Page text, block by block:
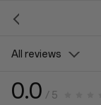
All reviews
0.0 / 5